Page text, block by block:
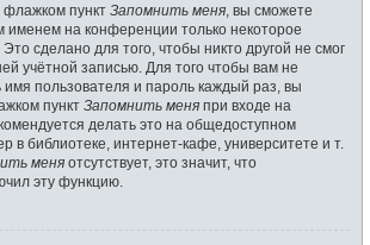
пункт Запомнить меня , вы сможете
именем на конференции только некоторое
сделано для того, чтобы никто другой не смог
учётной записью. Для того чтобы вам не
имя пользователя и пароль каждый раз, вы
пункт Запомнить меня при входе на
делать это на общедоступном
в библиотеке, интернет-кафе, университете и т.
меня отсутствует, это значит, что
эту функцию.